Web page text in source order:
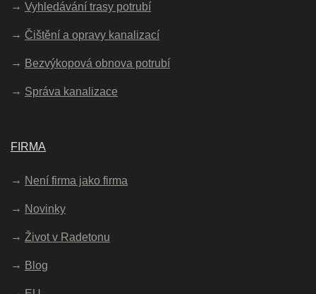
Vyhledávání trasy potrubí
Čištění a opravy kanalizací
Bezvýkopová obnova potrubí
Správa kanalizace
FIRMA
Není firma jako firma
Novinky
Život v Radetonu
Blog